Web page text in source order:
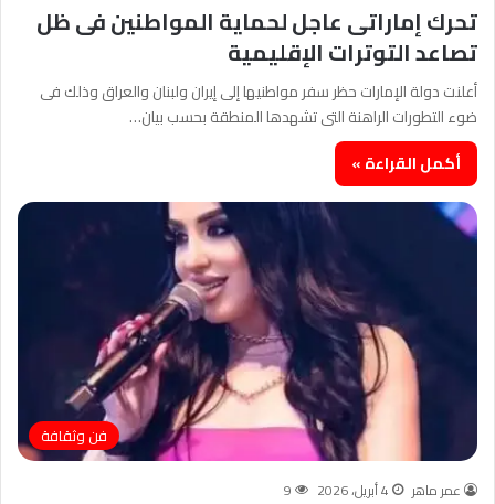
تحرك إماراتى عاجل لحماية المواطنين فى ظل
تصاعد التوترات الإقليمية
أعلنت دولة الإمارات حظر سفر مواطنيها إلى إيران ولبنان والعراق وذلك فى
ضوء التطورات الراهنة التى تشهدها المنطقة بحسب بيان…
أكمل القراءة »
فن وثقافة
عمر ماهر 4 أبريل، 2026 9